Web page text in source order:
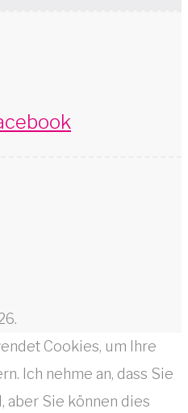
Cookies, um Ihre
Ich nehme an, dass Sie
aber Sie können dies